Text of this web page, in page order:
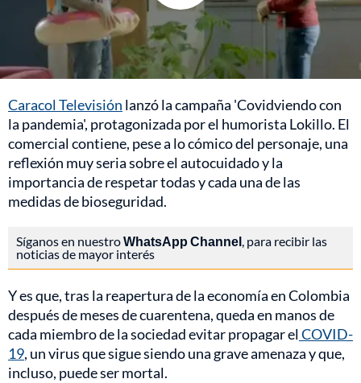
Caracol Televisión lanzó la campaña 'Covidviendo con
la pandemia', protagonizada por el humorista Lokillo. El
comercial contiene, pese a lo cómico del personaje, una
reflexión muy seria sobre el autocuidado y la
importancia de respetar todas y cada una de las
medidas de bioseguridad.
Síganos en nuestroWhatsApp Channel , para recibir las
noticias de mayor interés
Y es que, tras la reapertura de la economía en Colombia
después de meses de cuarentena, queda en manos de
cada miembro de la sociedad evitar propagar elCOVID-
19, un virus que sigue siendo una grave amenaza y que,
incluso, puede ser mortal.